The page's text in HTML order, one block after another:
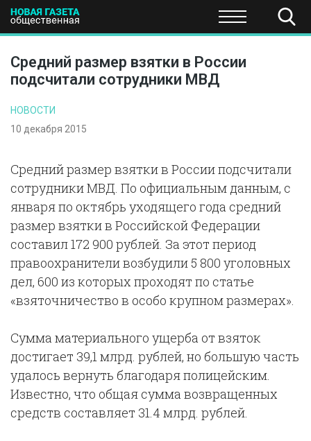
ПОЛИТИКА ЭКОНОМИКА НАУКА И
Средний размер взятки в России
подсчитали сотрудники МВД
НОВОСТИ
10 декабря 2015
Средний размер взятки в России подсчитали
сотрудники МВД. По официальным данным, с
января по октябрь уходящего года средний
размер взятки в Российской Федерации
составил 172 900 рублей. За этот период
правоохранители возбудили 5 800 уголовных
дел, 600 из которых проходят по статье
«взяточничество в особо крупном размерах».
Сумма материального ущерба от взяток
достигает 39,1 млрд. рублей, но большую часть
удалось вернуть благодаря полицейским.
Известно, что общая сумма возвращенных
средств составляет 31.4 млрд. рублей.